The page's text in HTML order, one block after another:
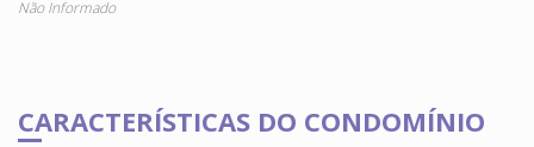
Não Informado
CARACTERÍSTICAS DO CONDOMÍNIO